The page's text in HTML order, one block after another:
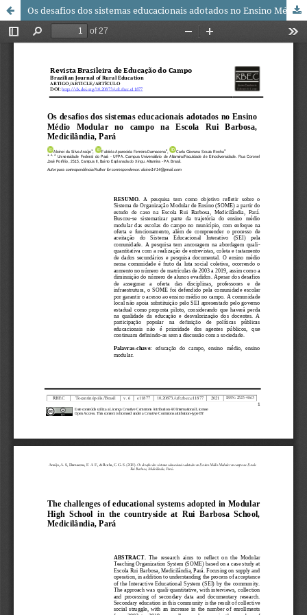
Os desafios dos sistemas educacionais adotados no Ensino Médio Modular no campo na Escola Rui Barbosa, Medicilândia, Pará